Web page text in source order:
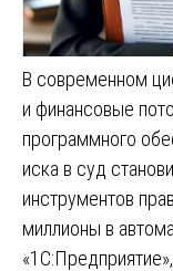
В современном
и финансовые
программного
иска в суд
инструментов
миллионы в